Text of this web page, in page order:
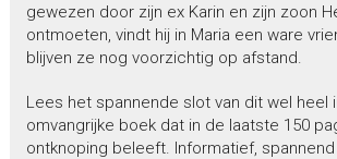
gewezen door zijn ex Karin en zijn zoon
ontmoeten, vindt hij in Maria een ware
blijven ze nog voorzichtig op afstand.
Lees het spannende slot van dit wel heel
omvangrijke boek dat in de laatste 150
ontknoping beleeft. Informatief, spannend